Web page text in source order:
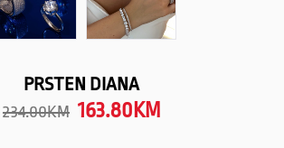
PRSTEN DIANA
234.00KM 163.80 KM